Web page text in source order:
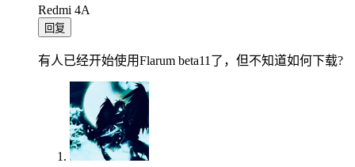
Redmi 4A
回复
有人已经开始使用Flarum beta11了，但不知道如何下载?